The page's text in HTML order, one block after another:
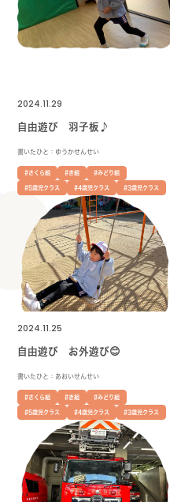
2024.11.29
自由遊び 羽子板♪
書いたひと：ゆうかせんせい
#さくら組 #き組 #みどり組
#5歳児クラス #4歳児クラス #3歳児クラス
2024.11.25
自由遊び お外遊び😊
書いたひと：あおいせんせい
#さくら組 #き組 #みどり組
#5歳児クラス #4歳児クラス #3歳児クラス